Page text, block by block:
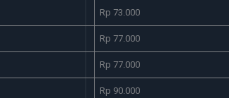
Rp 73.000
Rp 77.000
Rp 77.000
Rp 90.000